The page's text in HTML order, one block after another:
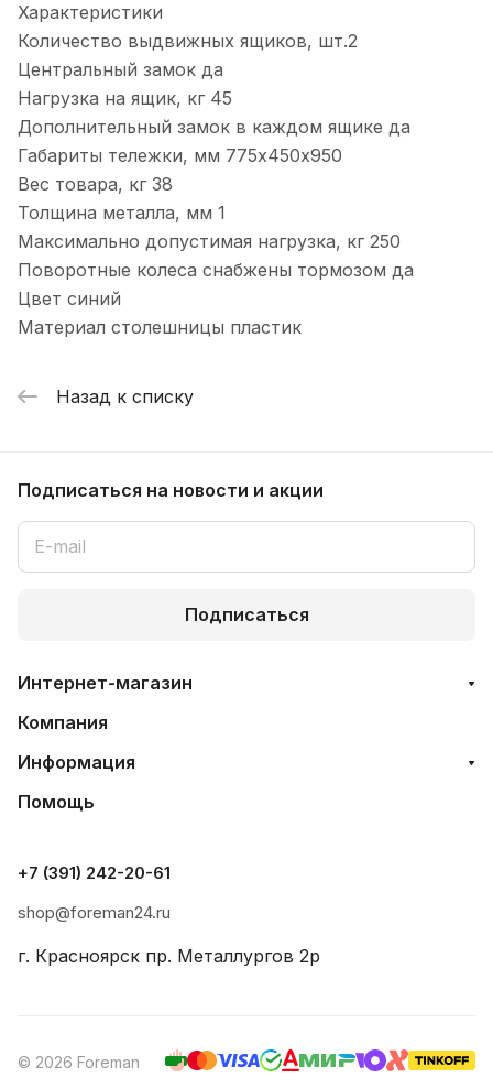
Характеристики
Количество выдвижных ящиков, шт.2
Центральный замок да
Нагрузка на ящик, кг 45
Дополнительный замок в каждом ящике да
Габариты тележки, мм 775х450х950
Вес товара, кг 38
Толщина металла, мм 1
Максимально допустимая нагрузка, кг 250
Поворотные колеса снабжены тормозом да
Цвет синий
Материал столешницы пластик
Назад к списку
Подписаться на новости и акции
Подписаться
Интернет-магазин
Компания
Информация
Помощь
+7 (391) 242-20-61
shop@foreman24.ru
г. Красноярск пр. Металлургов 2р
© 2026 Foreman